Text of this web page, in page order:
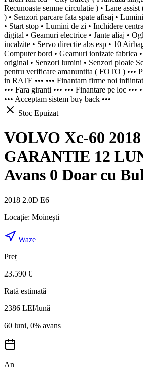
Recunoaste semne circulatie ) • Lane
) • Senzori parcare fata spate afisaj •
• Start stop • Lumini de zi • Inchidere
digital • Geamuri electrice • Jante aliaj •
incalzite • Servo directie abs esp • 10
Computer bord • Geamuri ionizate fabrica
original • Senzori lumini • Senzori ploaie
pentru verificare amanuntita ( FOTO ) •••
in RATE ••• ••• Finantam firme noi
••• Fara giranti ••• ••• Finantare pe loc •••
••• Acceptam sistem buy back •••
Stoc Epuizat
VOLVO Xc-60
GARANTIE 12
Avans 0 Doar cu
2018 2.0D E6
Locație: Moinești
Waze
Preț
23.590 €
Rată estimată
2386 LEI/lună
60 luni, 0% avans
An